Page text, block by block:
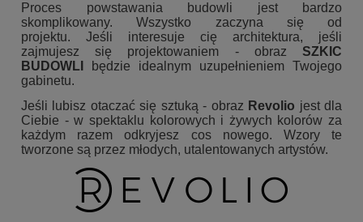
Proces powstawania budowli jest bardzo
skomplikowany. Wszystko zaczyna się od
projektu. Jeśli interesuje cię architektura, jeśli
zajmujesz się projektowaniem - obraz SZKIC
BUDOWLI
będzie idealnym uzupełnieniem Twojego
gabinetu.
Jeśli lubisz otaczać się sztuką - obraz Revolio jest dla
Ciebie - w spektaklu kolorowych i żywych kolorów za
każdym razem odkryjesz cos nowego. Wzory te
tworzone są przez młodych, utalentowanych artystów.